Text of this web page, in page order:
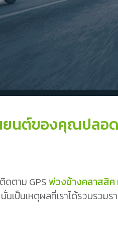
ยนต์ของคุณปลอ
ตาม GPSพ่วงข้างคลาสสิค
ป็นเหตุผลที่เราได้รวบรวม